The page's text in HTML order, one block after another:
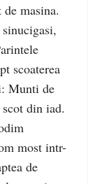
masina.
scoaterea
Munti de
din iad.
most intr-
de